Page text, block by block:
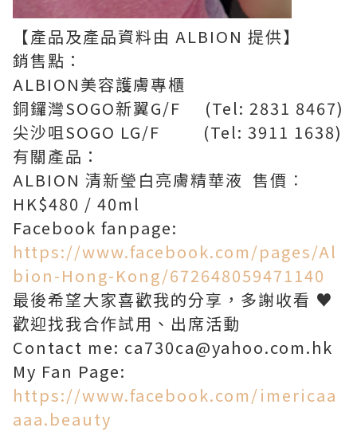
【產品及產品資料由 ALBION 提供】
銷售點：
ALBION美容護膚專櫃
銅鑼灣SOGO新翼G/F (Tel: 2831 8467)
尖沙咀SOGO LG/F (Tel: 3911 1638)
有關產品：
ALBION 清新瑩白亮膚精華液 售價︰
HK$480 / 40ml
Facebook fanpage:
https://www.facebook.com/pages/Al
bion-Hong-Kong/672648059471140
最後希望大家喜歡我的分享，多謝收看 ♥
歡迎找我合作試用、出席活動
Contact me: ca730ca@yahoo.com.hk
My Fan Page:
https://www.facebook.com/imericaa
aaa.beauty